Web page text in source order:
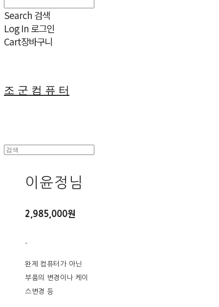
Search 검색
Log In 로그인
Cart장바구니
조 군 컴 퓨 터
이윤정님
2,985,000원
-
완제 컴퓨터가 아닌
부품의 변경이나 케이
스변경 등